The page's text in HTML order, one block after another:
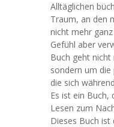
Alltäglichen
Traum, an den
nicht mehr
Gefühl aber
Buch geht nicht
sondern um die
die sich
Es ist ein Buch,
Lesen zum
Dieses Buch